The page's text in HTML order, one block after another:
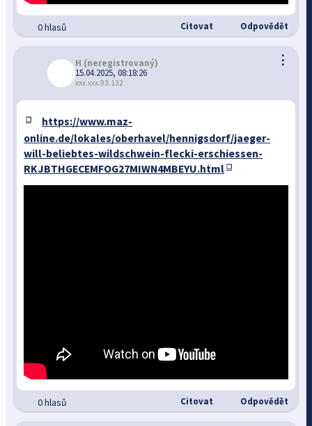
0 hlasů Citovat Odpovědět
⋮
H (neregistrovaný)
15.04.2025, 08:18:26
xxx.xxx.93.132
https://www.maz-
online.de/lokales/oberhavel/hennigsdorf/jaeger-
will-beliebtes-wildschwein-flecki-erschiessen-
RKJBTHGECEMFOG27MIWN4MBEYU.html
0 hlasů Citovat Odpovědět